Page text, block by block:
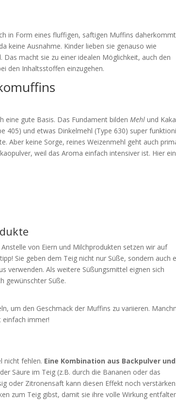
in Form eines fluffigen, saftigen Muffins
keine Ausnahme. Kinder lieben sie genauso wie
macht sie zu einer idealen Möglichkeit, auch den
den Inhaltsstoffen einzugehen.
eine gute Basis. Das Fundament bildenMehl und
405) und etwas Dinkelmehl (Type 630) super
Aber keine Sorge, reines Weizenmehl geht auch
weil das Aroma einfach intensiver ist. Hier ein
von Eiern und Milchprodukten setzen wir auf
Sie geben dem Teig nicht nur Süße, sondern auch
verwenden. Als weitere Süßungsmittel eignen sich
gewünschter Süße.
um den Geschmack der Muffins zu variieren.
einfach immer!
nicht fehlen. Eine Kombination aus Backpulver und
Säure im Teig (z.B. durch die Bananen oder das
oder Zitronensaft kann diesen Effekt noch
zum Teig gibst, damit sie ihre volle Wirkung